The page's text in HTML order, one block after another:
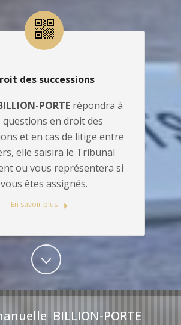
des successions
PORTE répondra à
questions en droit des
et en cas de litige entre
elle saisira le Tribunal
ou vous représentera si
vous êtes assignés.
En savoir plus
BILLION-PORTE